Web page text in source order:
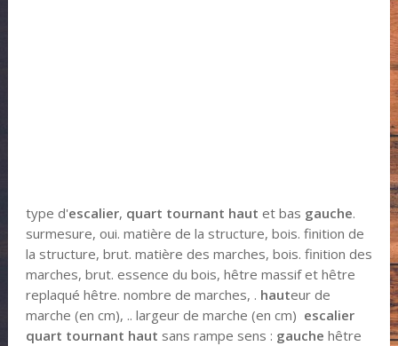
type d'escalier, quart tournant haut et bas gauche.
surmesure, oui. matière de la structure, bois. finition de
la structure, brut. matière des marches, bois. finition des
marches, brut. essence du bois, hêtre massif et hêtre
replaqué hêtre. nombre de marches, . hauteur de
marche (en cm), .. largeur de marche (en cm) escalier
quart tournant haut sans rampe sens : gauche hêtre